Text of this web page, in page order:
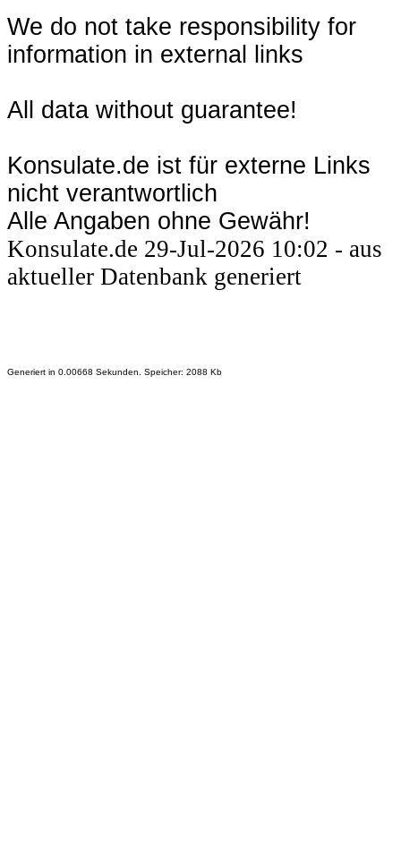
We do not take responsibility for
information in external links
All data without guarantee!
Konsulate.de ist für externe Links
nicht verantwortlich
Alle Angaben ohne Gewähr!
Konsulate.de 29-Jul-2026 10:02 - aus
aktueller Datenbank generiert
Generiert in 0.00668 Sekunden. Speicher: 2088 Kb